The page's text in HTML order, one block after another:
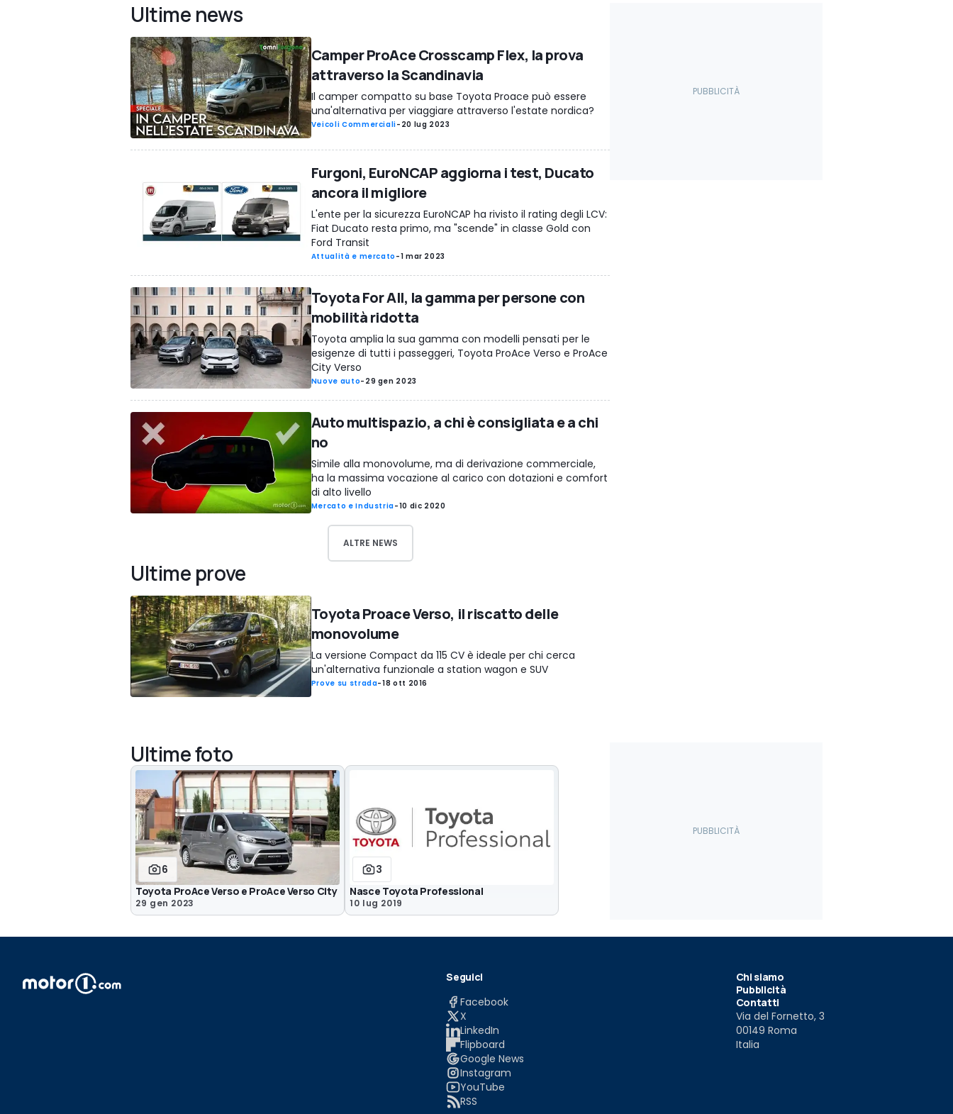
Ultime news
Camper ProAce Crosscamp Flex, la prova
attraverso la Scandinavia
Il camper compatto su base Toyota Proace può essere
una'alternativa per viaggiare attraverso l'estate nordica?
Veicoli Commerciali- 20 lug 2023
Furgoni, EuroNCAP aggiorna i test, Ducato
ancora il migliore
L'ente per la sicurezza EuroNCAP ha rivisto il rating degli LCV:
Fiat Ducato resta primo, ma "scende" in classe Gold con
Ford Transit
Attualità e mercato -1 mar 2023
Toyota For All, la gamma per persone con
mobilità ridotta
Toyota amplia la sua gamma con modelli pensati per le
esigenze di tutti i passeggeri, Toyota ProAce Verso e ProAce
City Verso
Nuove auto- 29 gen 2023
Auto multispazio, a chi è consigliata e a chi
no
Simile alla monovolume, ma di derivazione commerciale,
ha la massima vocazione al carico con dotazioni e comfort
di alto livello
Mercato e Industria-10 dic 2020
ALTRE NEWS
Ultime prove
Toyota Proace Verso, il riscatto delle
monovolume
La versione Compact da 115 CV è ideale per chi cerca
un'alternativa funzionale a station wagon e SUV
Prove su strada-18 ott 2016
Ultime foto
6
Toyota ProAce Verso e ProAce Verso City
29 gen 2023
3
Nasce Toyota Professional
10 lug 2019
Seguici
Facebook
X
LinkedIn
Flipboard
Google News
Instagram
YouTube
RSS
Chi siamo
Pubblicità
Contatti
Via del Fornetto, 3
00149 Roma
Italia